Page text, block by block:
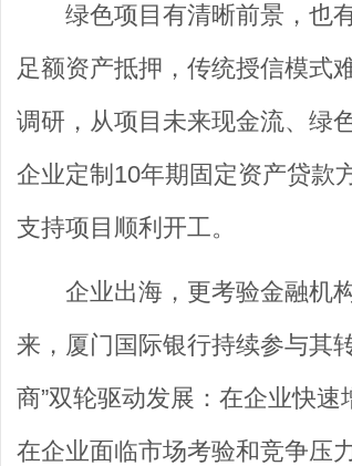
绿色项目有清晰前景，也
足额资产抵押，传统授信模式
调研，从项目未来现金流、绿
企业定制10年期固定资产贷款
支持项目顺利开工。
企业出海，更考验金融机
来，厦门国际银行持续参与其
商”双轮驱动发展：在企业快
在企业面临市场考验和竞争压